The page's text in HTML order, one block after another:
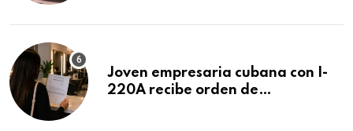
Joven empresaria cubana con I-
220A recibe orden de